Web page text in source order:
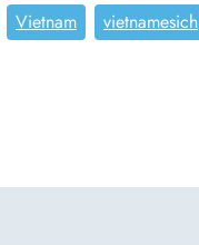
Vietnam vietnamesich